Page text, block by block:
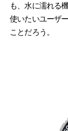
も、水に濡れる
使いたいユーザ
ことだろう。